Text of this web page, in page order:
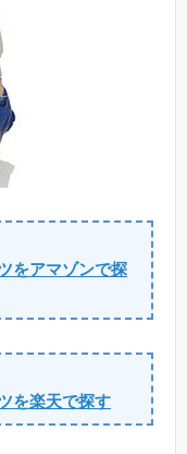
をアマゾンで探
を楽天で探す